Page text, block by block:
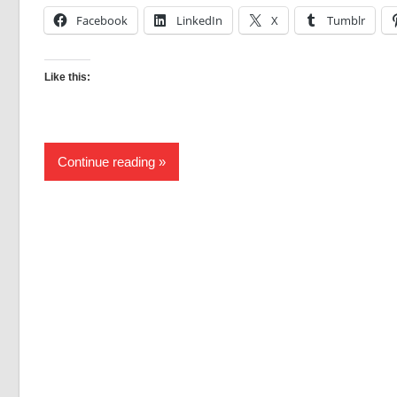
Facebook LinkedIn X Tumblr
Like this:
Continue reading